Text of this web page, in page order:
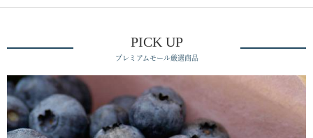
PICK UP
プレミアムモール厳選商品